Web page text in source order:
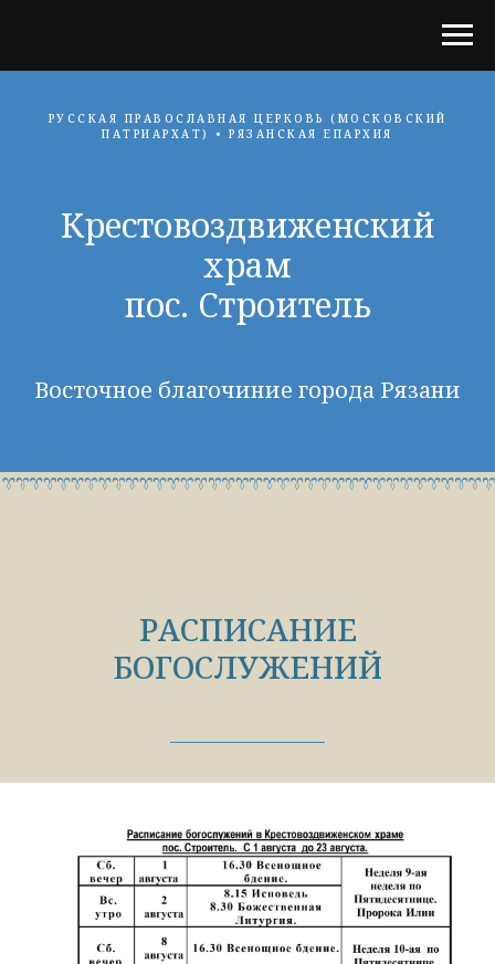
РУССКАЯ ПРАВОСЛАВНАЯ ЦЕРКОВЬ (МОСКОВСКИЙ
ПАТРИАРХАТ) • РЯЗАНСКАЯ ЕПАРХИЯ
Крестовоздвиженский
храм
пос. Строитель
Восточное благочиние города Рязани
РАСПИСАНИЕ
БОГОСЛУЖЕНИЙ